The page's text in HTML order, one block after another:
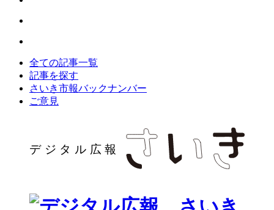
全ての記事一覧
記事を探す
さいき市報バックナンバー
ご意見